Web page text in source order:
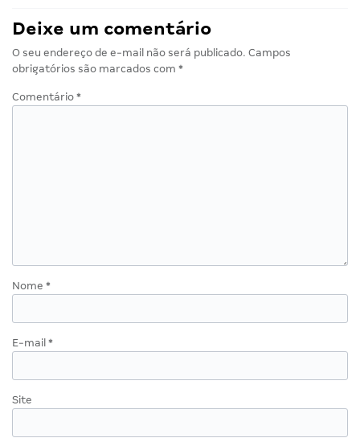
Deixe um comentário
O seu endereço de e-mail não será publicado. Campos
obrigatórios são marcados com *
Comentário *
Nome *
E-mail *
Site